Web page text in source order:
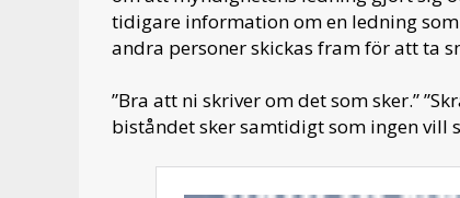
tidigare information om en ledning
andra personer skickas fram för att ta
”Bra att ni skriver om det som sker.”
biståndet sker samtidigt som ingen vill